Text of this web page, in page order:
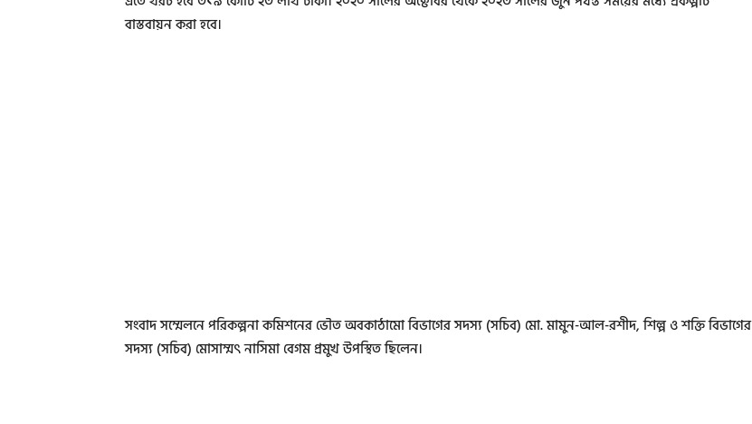
বাস্তবায়ন করা হবে।
সংবাদ সম্মেলনে পরিকল্পনা কমিশনের ভৌত অবকাঠামো বিভাগের সদস্য (সচিব) মো. মামুন-আল-রশীদ, শিল্প ও শক্তি বিভাগের
সদস্য (সচিব) মোসাম্মৎ নাসিমা বেগম প্রমুখ উপস্থিত ছিলেন।